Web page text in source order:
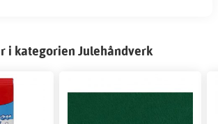
i kategorien Julehåndverk